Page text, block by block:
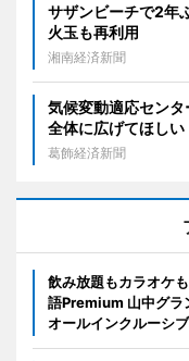
サザンビーチで2年
火玉も再利用
湘南経済新聞
気候変動適応セン
全体に広げてほしい
葛飾経済新聞
飲み放題もカラオケ
語Premium 山中グラ
オールインクルーシ